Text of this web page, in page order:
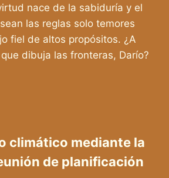
nace de la sabiduría y el
las reglas solo temores
fiel de altos propósitos. ¿A
dibuja las fronteras, Darío?
climático mediante la
de planificación